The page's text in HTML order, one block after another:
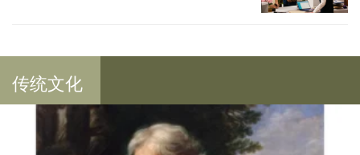
传统文化